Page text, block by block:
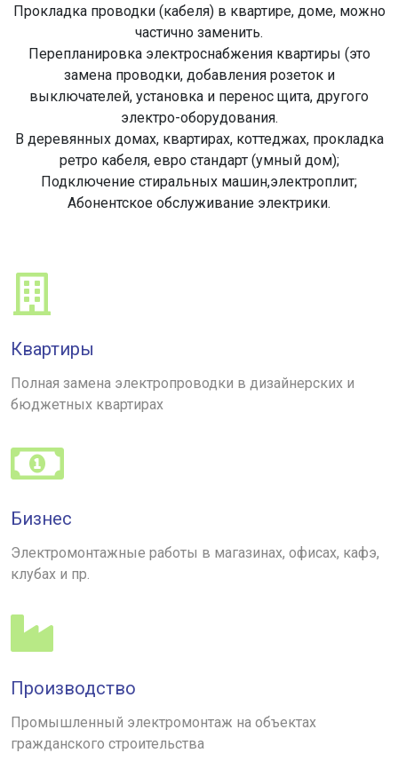
Прокладка проводки (кабеля) в квартире, доме, можно
частично заменить.
Перепланировка электроснабжения квартиры (это
замена проводки, добавления розеток и
выключателей, установка и перенос щита, другого
электро-оборудования.
В деревянных домах, квартирах, коттеджах, прокладка
ретро кабеля, евро стандарт (умный дом);
Подключение стиральных машин,электроплит;
Абонентское обслуживание электрики.
Квартиры
Полная замена электропроводки в дизайнерских и
бюджетных квартирах
Бизнес
Электромонтажные работы в магазинах, офисах, кафэ,
клубах и пр.
Производство
Промышленный электромонтаж на объектах
гражданского строительства